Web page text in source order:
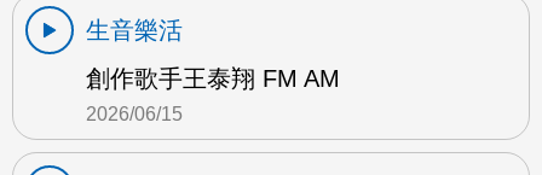
生音樂活
創作歌手王泰翔 FM AM
2026/06/15